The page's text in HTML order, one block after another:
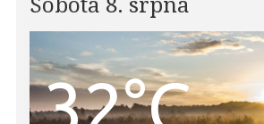
Sobota 8. srpna
32°C